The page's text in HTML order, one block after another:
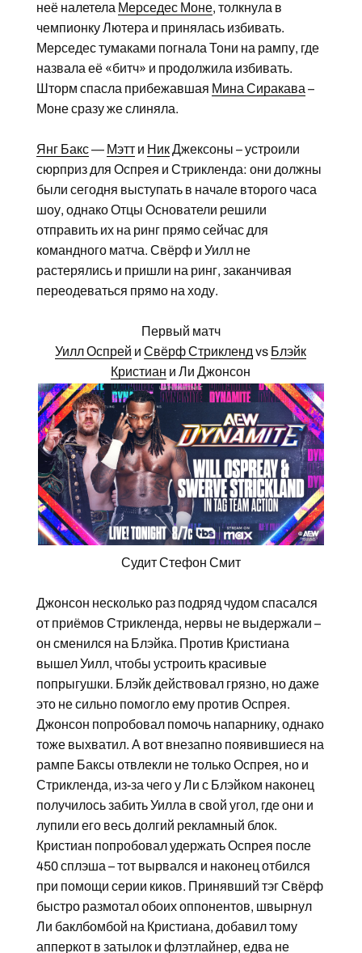
неё налетела Мерседес Моне, толкнула в
чемпионку Лютера и принялась избивать.
Мерседес тумаками погнала Тони на рампу, где
назвала её «битч» и продолжила избивать.
Шторм спасла прибежавшая Мина Сиракава –
Моне сразу же слиняла.
Янг Бакс— Мэтти НикДжексоны – устроили
сюрприз для Оспрея и Стрикленда: они должны
были сегодня выступать в начале второго часа
шоу, однако Отцы Основатели решили
отправить их на ринг прямо сейчас для
командного матча. Свёрф и Уилл не
растерялись и пришли на ринг, заканчивая
переодеваться прямо на ходу.
Первый матч
Уилл Оспрей иСвёрф Стрикленд vs Блэйк
Кристиан и Ли Джонсон
Судит Стефон Смит
Джонсон несколько раз подряд чудом спасался
от приёмов Стрикленда, нервы не выдержали –
он сменился на Блэйка. Против Кристиана
вышел Уилл, чтобы устроить красивые
попрыгушки. Блэйк действовал грязно, но даже
это не сильно помогло ему против Оспрея.
Джонсон попробовал помочь напарнику, однако
тоже выхватил. А вот внезапно появившиеся на
рампе Баксы отвлекли не только Оспрея, но и
Стрикленда, из-за чего у Ли с Блэйком наконец
получилось забить Уилла в свой угол, где они и
лупили его весь долгий рекламный блок.
Кристиан попробовал удержать Оспрея после
450 сплэша – тот вырвался и наконец отбился
при помощи серии киков. Принявший тэг Свёрф
быстро размотал обоих оппонентов, швырнул
Ли баклбомбой на Кристиана, добавил тому
апперкот в затылок и флэтлайнер, едва не